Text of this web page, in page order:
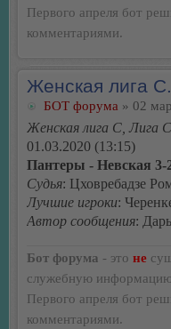
Первого апреля бот
комментариями.
Женская лига
БОТ форума » 02
Женская лига С, Лига
01.03.2020 (13:15)
Пантеры - Невская 3-
Судья: Цховребадзе
Лучшие игроки:
Автор сообщения:
Бот форума - это не
служебную
Первого апреля бот
комментариями.